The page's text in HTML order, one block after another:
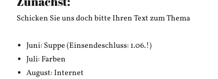
Schicken Sie uns doch bitte Ihren Text zum Thema
Juni: Suppe (Einsendeschluss: 1.06.!)
Juli: Farben
August: Internet